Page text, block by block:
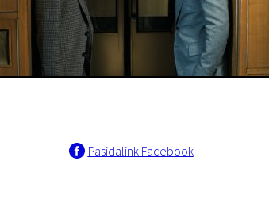
Pasidalink Facebook